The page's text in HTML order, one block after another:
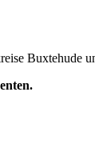
Buxtehude